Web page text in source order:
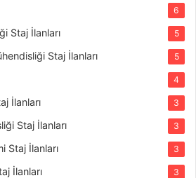
6
Staj İlanları 5
Staj İlanları 5
4
İlanları 3
Staj İlanları 3
Staj İlanları 3
İlanları 3